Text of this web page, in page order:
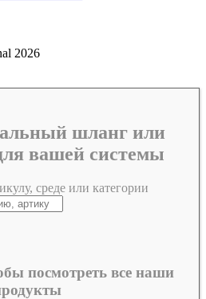
2026
шланг или
вашей системы
среде или категории
посмотреть все наши